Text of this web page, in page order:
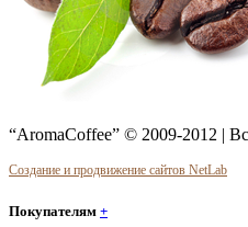
“AromaCoffee” © 2009-2012 |
Создание и продвижение сайтов NetLab
Покупателям +